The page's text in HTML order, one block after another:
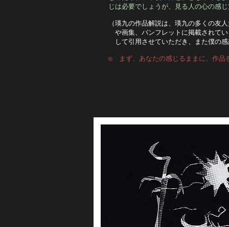
じは必要でしょうが、見る人の心の感
（瑛九の作品解説は、瑛九の多くの友
や画集、パンフレットに掲載されて
して引用させていただき、また僕の
◎　まず、あなたの感じるままに、作